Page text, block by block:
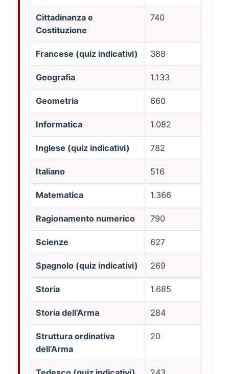
Cittadinanza e
Costituzione
740
Francese (quiz indicativi) 388
Geografia 1.133
Geometria 660
Informatica 1.082
Inglese (quiz indicativi) 782
Italiano 516
Matematica 1.366
Ragionamento numerico 790
Scienze 627
Spagnolo (quiz indicativi) 269
Storia 1.685
Storia dell’Arma 284
Struttura ordinativa
dell’Arma
20